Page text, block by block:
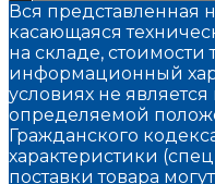
Вся представленная
касающаяся
на складе, стоимости
информационный
условиях не
определяемой
Гражданского
характеристики
поставки товара